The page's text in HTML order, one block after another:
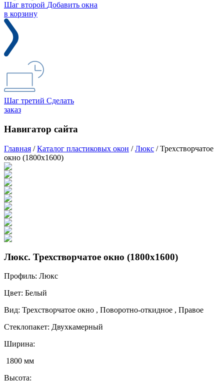
Шаг второй Добавить окна
в корзину
Шаг третий Сделать
заказ
Навигатор сайта
Главная /Каталог пластиковых окон /Люкс /Трехстворчатое
окно (1800x1600)
Люкс. Трехстворчатое окно (1800x1600)
Профиль: Люкс
Цвет: Белый
Вид: Трехстворчатое окно , Поворотно-откидное , Правое
Стеклопакет: Двухкамерный
Ширина:
1800 мм
Высота: